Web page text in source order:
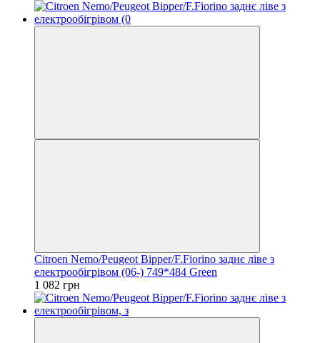
Citroen Nemo/Peugeot Bipper/F.Fiorino заднє ліве з
електрообігрівом (06-) 749*484 Green
1 082 грн